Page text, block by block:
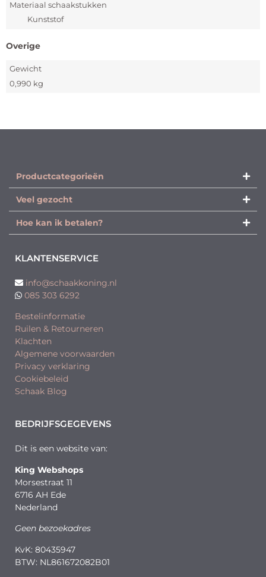
Materiaal schaakstukken
Kunststof
Overige
Gewicht
0,990 kg
Productcategorieën​
Veel gezocht
Hoe kan ik betalen?
KLANTENSERVICE
info@schaakkoning.nl
085 303 6292
Bestelinformatie
Ruilen & Retourneren
Klachten
Algemene voorwaarden
Privacy verklaring
Cookiebeleid
Schaak Blog
BEDRIJFSGEGEVENS
Dit is een website van:
King Webshops
Morsestraat 11
6716 AH Ede
Nederland
Geen bezoekadres
KvK: 80435947
BTW: NL861672082B01